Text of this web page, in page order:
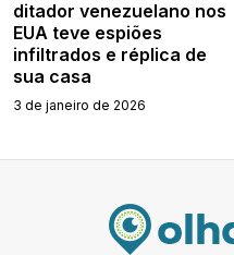
ditador venezuelano nos
EUA teve espiões
infiltrados e réplica de
sua casa
3 de janeiro de 2026